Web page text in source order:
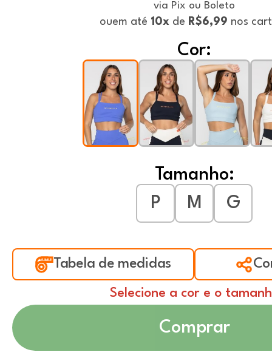
via Pix ou Boleto
ouem até 10xde R$6,99 nos
Cor:
Tamanho:
P
M G
Tabela de medidas
Selecione a cor e o
Comprar